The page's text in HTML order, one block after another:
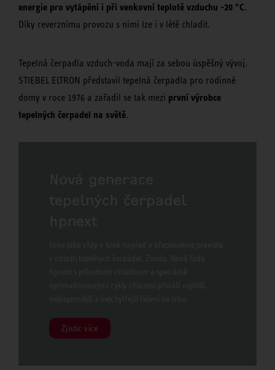
energie pro vytápění i při venkovní teplotě vzduchu -20 °C.
Díky reverznímu provozu s nimi lze i v létě chladit.
Tepelná čerpadla vzduch-voda mají za sebou úspěšný vývoj.
STIEBEL ELTRON představil tepelná čerpadla pro rodinné
domy v roce 1976 a zařadil se tak mezi první výrobce
tepelných čerpadel na světě.
Zjistic více